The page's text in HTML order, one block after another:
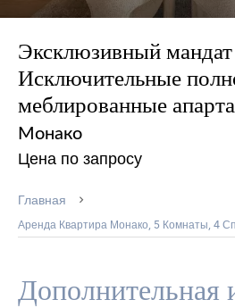
Эксклюзивный
Исключительные
меблированные
Монако
Цена по запросу
Главная
Аренда Квартира Монако, 5 Комнаты, 4